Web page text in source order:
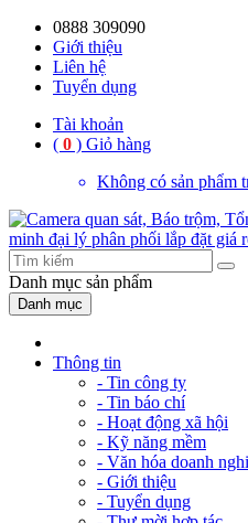
0888 309090
Giới thiệu
Liên hệ
Tuyển dụng
Tài khoản
( 0 ) Giỏ hàng
Không có sản phẩm
Danh mục sản phẩm
Danh mục
Thông tin
- Tin công ty
- Tin báo chí
- Hoạt động xã hội
- Kỹ năng mềm
- Văn hóa doanh
- Giới thiệu
- Tuyển dụng